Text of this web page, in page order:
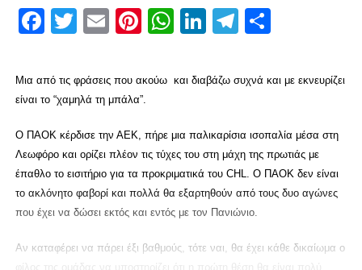
Facebook
Twitter
EmailPinterest
WhatsApp
LinkedIn
Telegram
Μια από τις φράσεις που ακούω και διαβάζω συχνά και με εκνευρίζει
είναι το “χαμηλά τη μπάλα”.
Ο ΠΑΟΚ κέρδισε την ΑΕΚ, πήρε μια παλικαρίσια ισοπαλία μέσα στη
Λεωφόρο και ορίζει πλέον τις τύχες του στη μάχη της πρωτιάς με
έπαθλο το εισιτήριο για τα προκριματικά του CHL. Ο ΠΑΟΚ δεν είναι
το ακλόνητο φαβορί και πολλά θα εξαρτηθούν από τους δυο αγώνες
που έχει να δώσει εκτός και εντός με τον Πανιώνιο.
Αν καταφέρει να πάρει έξι βαθμούς, τότε ναι, θα έχει κάθε δικαίωμα ο